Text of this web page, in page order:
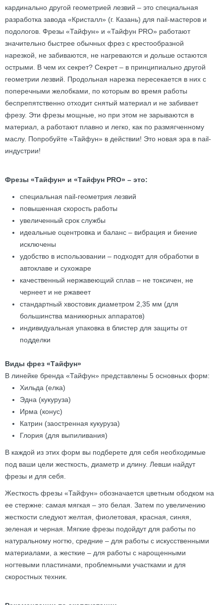
кардинально другой геометрией лезвий – это специальная
разработка завода «Кристалл» (г. Казань) для nail-мастеров и
подологов. Фрезы «Тайфун» и «Тайфун PRO» работают
значительно быстрее обычных фрез с крестообразной
нарезкой, не забиваются, не нагреваются и дольше остаются
острыми. В чем их секрет? Секрет – в принципиально другой
геометрии лезвий. Продольная нарезка пересекается в них с
поперечными желобками, по которым во время работы
беспрепятственно отходит снятый материал и не забивает
фрезу. Эти фрезы мощные, но при этом не зарываются в
материал, а работают плавно и легко, как по размягченному
маслу. Попробуйте «Тайфун» в действии! Это новая эра в nail-
индустрии!
Фрезы «Тайфун» и «Тайфун PRO» – это:
специальная nail-геометрия лезвий
повышенная скорость работы
увеличенный срок службы
идеальные оцентровка и баланс – вибрация и биение
исключены
удобство в использовании – подходят для обработки в
автоклаве и сухожаре
качественный нержавеющий сплав – не токсичен, не
чернеет и не ржавеет
стандартный хвостовик диаметром 2,35 мм (для
большинства маникюрных аппаратов)
индивидуальная упаковка в блистер для защиты от
подделки
Виды фрез «Тайфун»
В линейке бренда «Тайфун» представлены 5 основных форм:
Хильда (елка)
Эдна (кукуруза)
Ирма (конус)
Катрин (заостренная кукуруза)
Глория (для выпиливания)
В каждой из этих форм вы подберете для себя необходимые
под ваши цели жесткость, диаметр и длину. Левши найдут
фрезы и для себя.
Жесткость фрезы «Тайфун» обозначается цветным ободком на
ее стержне: самая мягкая – это белая. Затем по увеличению
жесткости следуют желтая, фиолетовая, красная, синяя,
зеленая и черная. Мягкие фрезы подойдут для работы по
натуральному ногтю, средние – для работы с искусственными
материалами, а жесткие – для работы с нарощенными
ногтевыми пластинами, проблемными участками и для
скоростных техник.